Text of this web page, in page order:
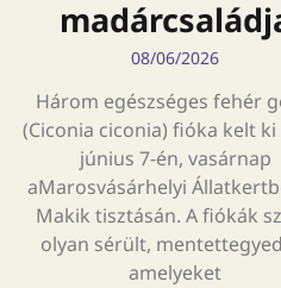
08/06/2026
Három egészséges fehér
(Ciconia ciconia) fióka kelt ki
június 7-én, vasárnap
aMarosvásárhelyi
Makik tisztásán. A fiókák
olyan sérült,
amelyeket